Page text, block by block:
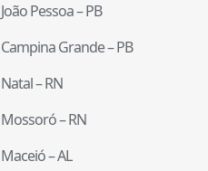
João Pessoa–PB
Campina Grande–PB
Natal–RN
Mossoró–RN
Maceió–AL